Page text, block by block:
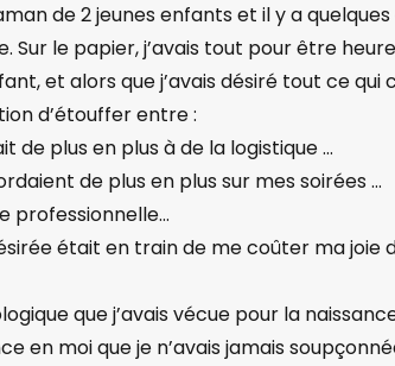
de 2 jeunes enfants et il y a
Sur le papier, j’avais tout pour être
et alors que j’avais désiré tout ce
d’étouffer entre :
de plus en plus à de la logistique …
de plus en plus sur mes soirées …
professionnelle…​
était en train de me coûter ma joie
que j’avais vécue pour la
en moi que je n’avais jamais